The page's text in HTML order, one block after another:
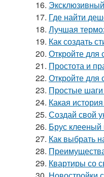
16.
17. Где найти
18. Лучшая
19. Как создать
20. Откройте для
21. Простота и
22. Откройте для
23. Простые шаги
24. Какая
25. Создай свой
26. Брус
27. Как выбрать
28.
29. Квартиры со